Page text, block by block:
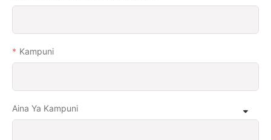
Kampuni
Aina Ya Kampuni